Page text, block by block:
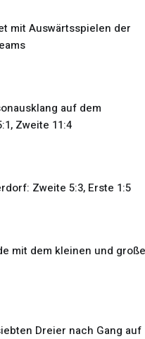
mit Auswärtsspielen der
auf dem
Zweite 11:4
Zweite 5:3, Erste 1:5
mit dem kleinen und
Dreier nach Gang auf